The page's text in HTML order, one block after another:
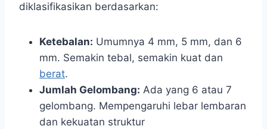
diklasifikasikan berdasarkan:
Ketebalan: Umumnya 4 mm, 5 mm, dan 6
mm. Semakin tebal, semakin kuat dan
berat.
Jumlah Gelombang: Ada yang 6 atau 7
gelombang. Mempengaruhi lebar lembaran
dan kekuatan struktur